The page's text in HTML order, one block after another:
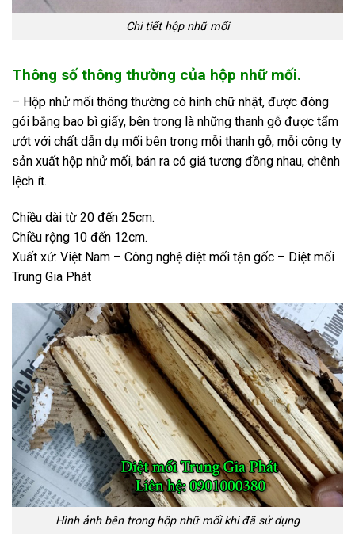
Chi tiết hộp nhữ mối
Thông số thông thường của hộp nhữ mối.
– Hộp nhử mối thông thường có hình chữ nhật, được đóng
gói bằng bao bì giấy, bên trong là những thanh gỗ được tẩm
ướt với chất dẫn dụ mối bên trong mỗi thanh gỗ, mỗi công ty
sản xuất hộp nhử mối, bán ra có giá tương đồng nhau, chênh
lệch ít.
Chiều dài từ 20 đến 25cm.
Chiều rộng 10 đến 12cm.
Xuất xứ: Việt Nam – Công nghệ diệt mối tận gốc – Diệt mối
Trung Gia Phát
Hình ảnh bên trong hộp nhữ mối khi đã sử dụng